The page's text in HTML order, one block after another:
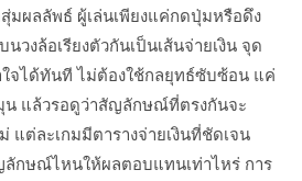
มผลลัพธ์ ผู้เล่นเพียงแค่กดปุ่มหรือดึง
งล้อเรียงตัวกันเป็นเส้นจ่ายเงิน จุด
ใจได้ทันที ไม่ต้องใช้กลยุทธ์ซับซ้อน แค่
น แล้วรอดูว่าสัญลักษณ์ที่ตรงกันจะ
แต่ละเกมมีตารางจ่ายเงินที่ชัดเจน
กษณ์ไหนให้ผลตอบแทนเท่าไหร่ การ